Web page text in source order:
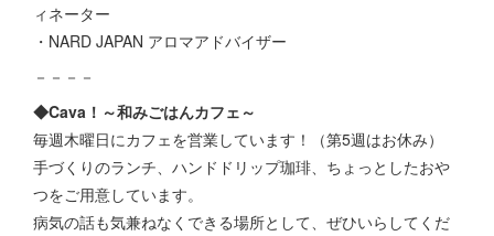
ィネーター
・NARD JAPAN アロマアドバイザー
－－－－
◆Cava！～和みごはんカフェ～
毎週木曜日にカフェを営業しています！（第5週はお休み）
手づくりのランチ、ハンドドリップ珈琲、ちょっとしたおや
つをご用意しています。
病気の話も気兼ねなくできる場所として、ぜひいらしてくだ